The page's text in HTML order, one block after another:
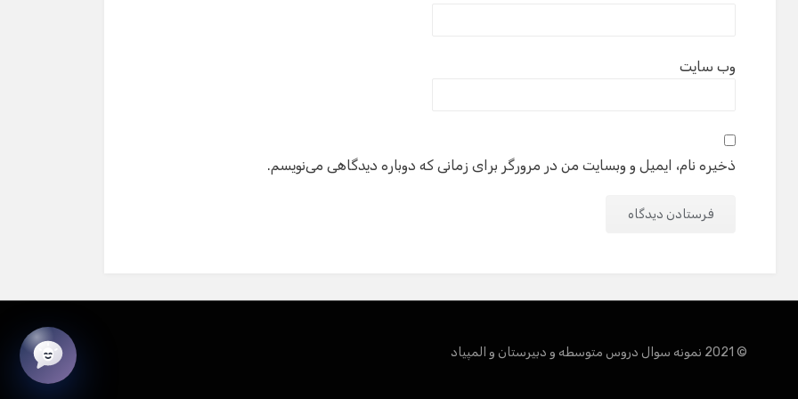
وب‌ سایت
ذخیره نام، ایمیل و وبسایت من در مرورگر برای زمانی که دوباره دیدگاهی می‌نویسم.
© 2021 نمونه سوال دروس متوسطه و دبیرستان و المپیاد